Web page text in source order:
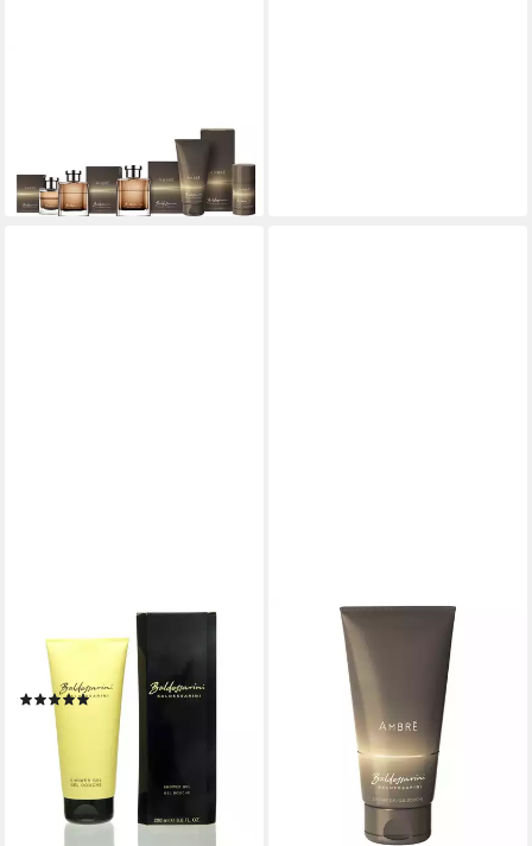
(99,95 €/ 1 l)
lieferbar - in 5-6 Werktagen bei dir
Duschpflege Baldessarini
Classic Shower Gel 200 ml
(3)
16,73 €
(8,37 €/ 100 ml)
lieferbar - in 2-3 Werktagen bei dir